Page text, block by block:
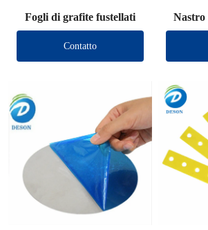
Fogli di grafite fustellati
Contatto
Nastro